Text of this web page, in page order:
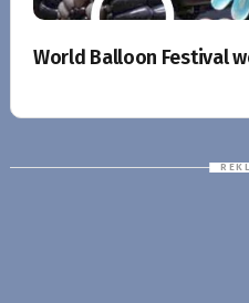
World Balloon Festival